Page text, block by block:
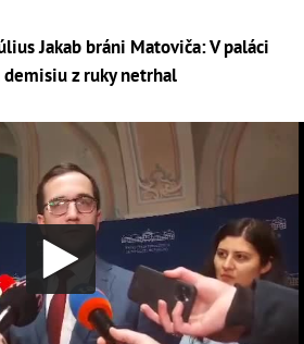
Jakab bráni Matoviča: V paláci
z ruky netrhal